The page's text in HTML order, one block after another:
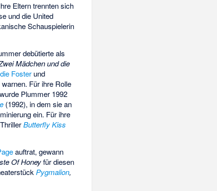
Eltern trennten sich
und die United
Schauspielerin
debütierte als
Mädchen und die
Foster und
Für ihre Rolle
wurde Plummer 1992
(1992), in dem sie an
ein. Für ihre
Butterfly Kiss
auftrat, gewann
Of Honeyfür diesen
Pygmalion,